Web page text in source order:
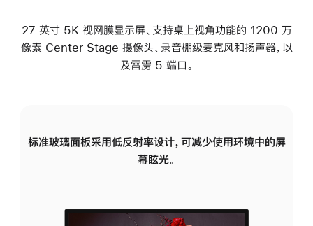
27 英寸 5K 视网膜显示屏、支持桌上视角功能的 1200 万
像素 Center Stage 摄像头、录音棚级麦克风和扬声器，以
及雷雳 5 端口。
标准玻璃面板采用低反射率设计，可减少使用环境中的屏
幕眩光。